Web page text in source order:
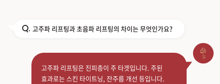
Q. 고주파 리프팅과 초음파 리프팅의 차이는 무엇인가요?
고주파 리프팅은 진피층이 주 타겟입니다. 주된
효과로는 스킨 타이트닝, 잔주름 개선 등입니다.